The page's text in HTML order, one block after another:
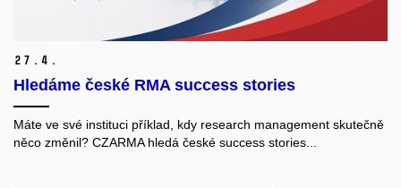
27. 4.
Hledáme české RMA success stories
Máte ve své instituci příklad, kdy research management skutečně
něco změnil? CZARMA hledá české success stories...